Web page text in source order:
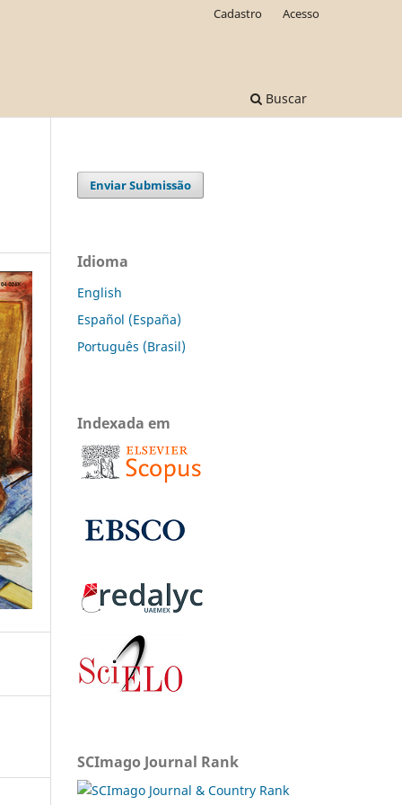
Buscar
Cadastro Acesso
Enviar Submissão
Idioma
English
Español (España)
Português (Brasil)
Indexada em
SCImago Journal Rank